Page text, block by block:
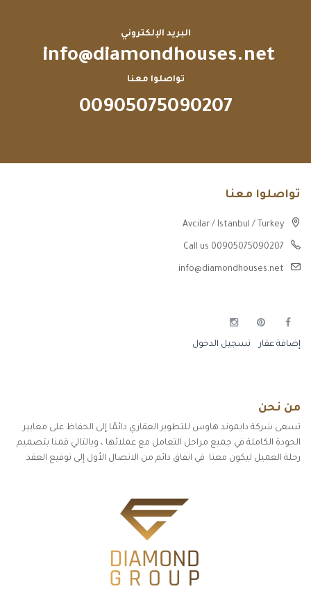
البريد الإلكتروني
info@diamondhouses.net
تواصلوا معنا
00905075090207
تواصلوا معنا
Avcilar / Istanbul / Turkey
Call us 00905075090207
info@diamondhouses.net
إضافة عقار تسجيل الدخول
من نحن
تسعى شركة دايموند هاوس للتطوير العقاري دائمًا إلى الحفاظ على معايير
الجودة الكاملة في جميع مراحل التعامل مع عملائها ، وبالتالي قمنا بتصميم
رحلة العميل ليكون معنا في اتفاق دائم من الاتصال الأول إلى توقيع العقد